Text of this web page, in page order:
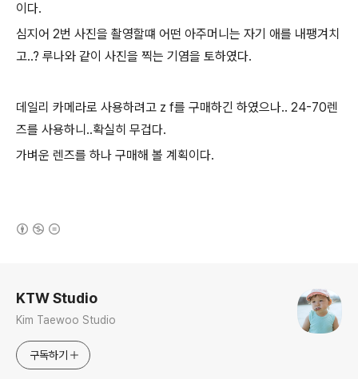
이다.
심지어 2번 사진을 촬영할떄 어떤 아주머니는 자기 애를 내팽겨치
고..? 루나와 같이 사진을 찍는 기염을 토하였다.
데일리 카메라로 사용하려고 z f를 구매하긴 하였으나.. 24-70렌
즈를 사용하니..확실히 무겁다.
가벼운 렌즈를 하나 구매해 볼 계획이다.
KTW Studio
Kim Taewoo Studio
구독하기